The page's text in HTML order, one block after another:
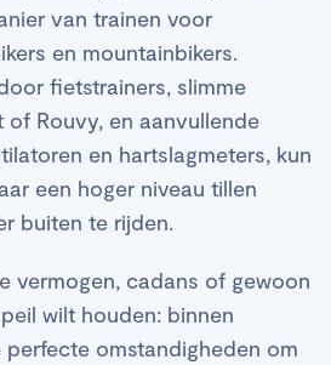
van trainen voor
en mountainbikers.
fietstrainers, slimme
of Rouvy, en aanvullende
en hartslagmeters, kun
een hoger niveau tillen
buiten te rijden.
vermogen, cadans of gewoon
wilt houden: binnen
omstandigheden om